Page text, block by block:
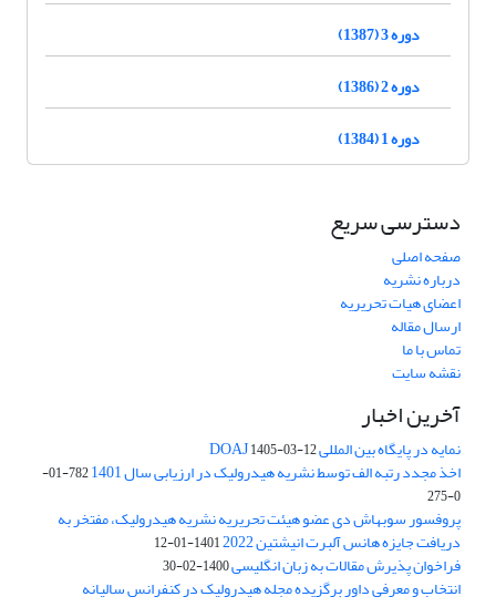
دوره 3 (1387)
دوره 2 (1386)
دوره 1 (1384)
دسترسی سریع
صفحه اصلی
درباره نشریه
اعضای هیات تحریریه
ارسال مقاله
تماس با ما
نقشه سایت
آخرین اخبار
نمایه در پایگاه بین المللی DOAJ1405-03-12
اخذ مجدد رتبه الف توسط نشریه هیدرولیک در ارزیابی سال 1401
782-01-
0-275
پروفسور سوبهاش دی عضو هیئت تحریریه نشریه هیدرولیک، مفتخر به
دریافت جایزه هانس آلبرت انیشتین 2022 1401-01-12
فراخوان پذیرش مقالات به زبان انگلیسی1400-02-30
انتخاب و معرفی داور برگزیده مجله هیدرولیک در کنفرانس سالیانه